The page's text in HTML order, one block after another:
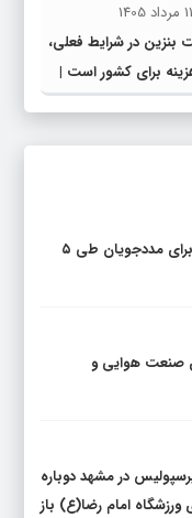
11 مرداد 1405
بنزین در شرایط فعلی،
برای کشور است |
سوخت و عوامل اصلی
ایجاد 2 هزار فرصت شغلی برای مددجویان طی ۵
صنعت هوایی و
در مشهد دوباره
ورزشگاه امام رضا(ع) باز